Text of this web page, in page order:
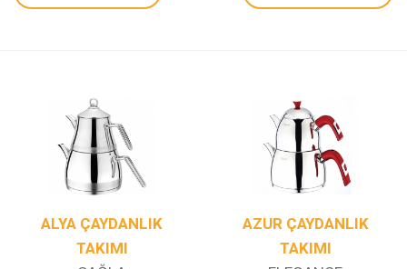
ALYA ÇAYDANLIK
TAKIMI
AZUR ÇAYDANLIK
TAKIMI